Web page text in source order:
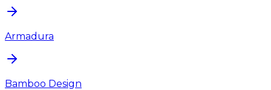
Armadura
Bamboo Design